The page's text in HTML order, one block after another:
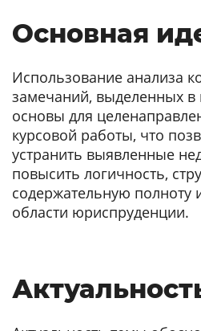
Основная
Использование анализа
замечаний, выделенных в
основы для
курсовой работы, что
устранить выявленные
повысить логичность,
содержательную полноту
области юриспруденции.